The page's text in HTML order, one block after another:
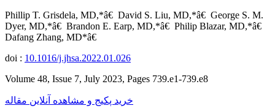
Phillip T. Grisdela, MD,*â€ David S. Liu, MD,*â€ George S. M.
Dyer, MD,*â€ Brandon E. Earp, MD,*â€ Philip Blazar, MD,*â€
Dafang Zhang, MD*â€
doi : 10.1016/j.jhsa.2022.01.026
Volume 48, Issue 7, July 2023, Pages 739.e1-739.e8
خرید پکیج و مشاهده آنلاین مقاله